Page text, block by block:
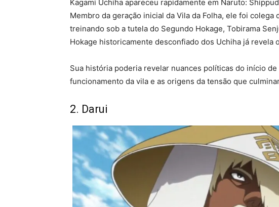
Kagami Uchiha apareceu rapidamente em Naruto:
Membro da geração inicial da Vila da Folha, ele foi
treinando sob a tutela do Segundo Hokage, Tobirama
Hokage historicamente desconfiado dos Uchiha já revela
Sua história poderia revelar nuances políticas do início
funcionamento da vila e as origens da tensão que
2. Darui